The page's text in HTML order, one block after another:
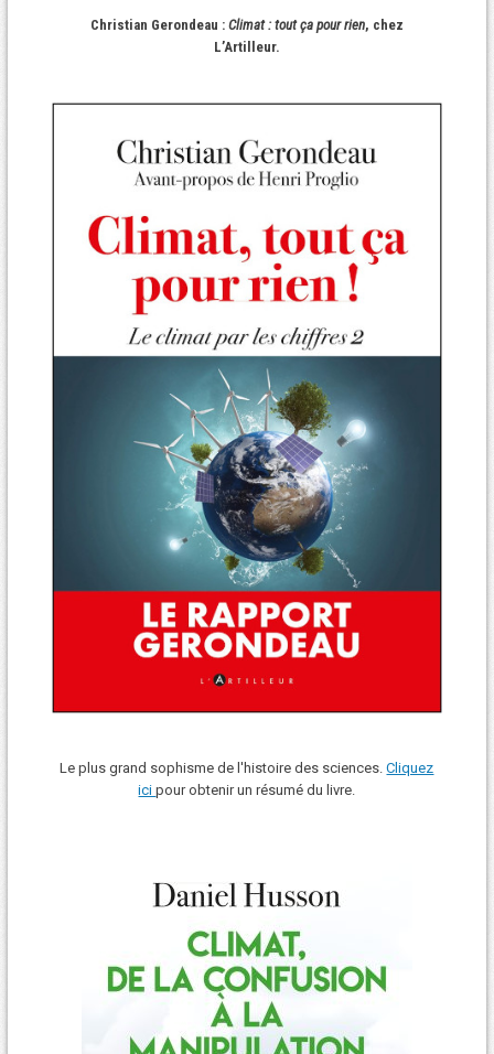
Christian Gerondeau : Climat : tout ça pour rien, chez
L’Artilleur.
Le plus grand sophisme de l'histoire des sciences.Cliquez
icipour obtenir un résumé du livre.